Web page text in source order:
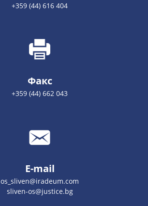
+359 (44) 616 404
Факс
+359 (44) 662 043
E-mail
os_sliven@iradeum.com
sliven-os@justice.bg